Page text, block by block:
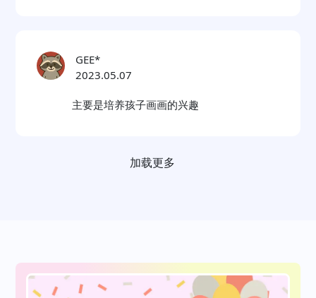
GEE*
2023.05.07
主要是培养孩子画画的兴趣
加载更多